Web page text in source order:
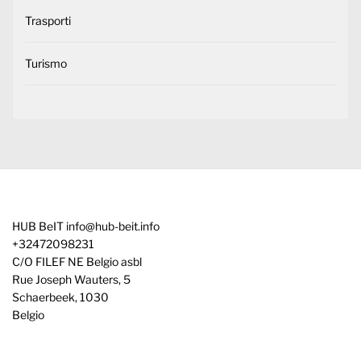
Trasporti
Turismo
HUB BeIT info@hub-beit.info
+32472098231
C/O FILEF NE Belgio asbl
Rue Joseph Wauters, 5
Schaerbeek,1030
Belgio